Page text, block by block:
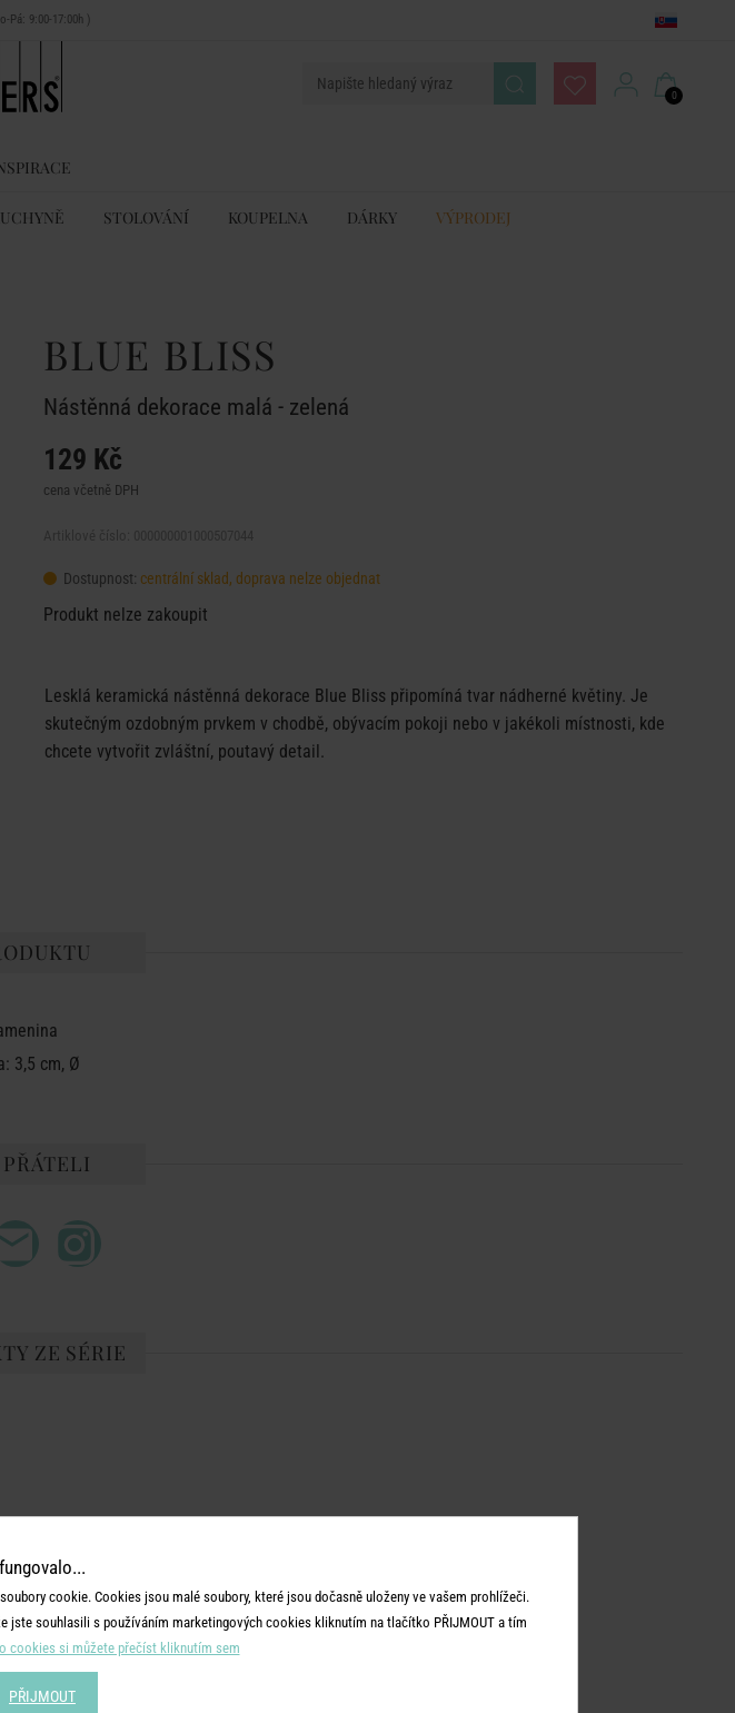
Pá: 9:00-17:00h )
0
STOLOVÁNÍ KOUPELNA DÁRKY VÝPRODEJ
BLUE BLISS
Nástěnná dekorace malá - zelená
129 Kč
cena včetně DPH
Dostupnost: centrální sklad, doprava nelze objednat
Produkt nelze zakoupit
Lesklá keramická nástěnná dekorace Blue Bliss připomíná tvar nádherné květiny. Je
skutečným ozdobným prvkem v chodbě, obývacím pokoji nebo v jakékoli místnosti, kde
chcete vytvořit zvláštní, poutavý detail.
3,5 cm, Ø
ZE SÉRIE
cookie. Cookies jsou malé soubory, které jsou dočasně uloženy ve vašem prohlížeči.
souhlasili s používáním marketingových cookies kliknutím na tlačítko PŘIJMOUT a tím
cookies si můžete přečíst kliknutím sem
PŘIJMOUT